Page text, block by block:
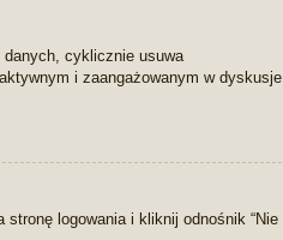
danych, cyklicznie usuwa
i zaangażowanym w dyskusje
logowania i kliknij odnośnik “Nie